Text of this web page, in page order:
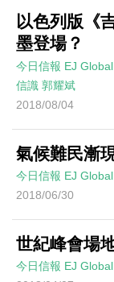
以色列版《
墨登場？
今日信報 EJ Global
信識 郭耀斌
2018/08/04
氣候難民漸
今日信報 EJ Global
2018/06/30
世紀峰會場
今日信報 EJ Global